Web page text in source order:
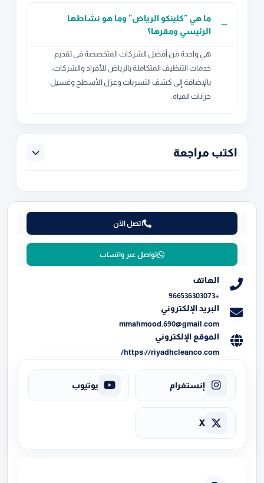
ما هي "كلينكو الرياض" وما هو نشاطها
الرئيسي ومقرها؟
هي واحدة من أفضل الشركات المتخصصة في تقديم
خدمات التنظيف المتكاملة بالرياض للأفراد والشركات،
بالإضافة إلى كشف التسربات وعزل الأسطح وغسيل
خزانات المياه.
اكتب مراجعة
اتصل الآن
تواصل عبر واتساب
الهاتف
+966536303073
البريد الإلكتروني
mmahmood.690@gmail.com
الموقع الإلكتروني
https://riyadhcleanco.com/
إنستغرام يوتيوب
X